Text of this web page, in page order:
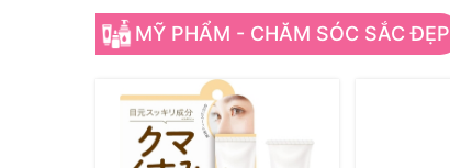
MỸ PHẨM - CHĂM SÓC SẮC ĐẸP